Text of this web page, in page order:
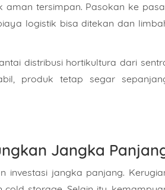
aman tersimpan. Pasokan ke
logistik bisa ditekan dan
distribusi hortikultura dari
produk tetap segar
Jangka
investasi jangka panjang.